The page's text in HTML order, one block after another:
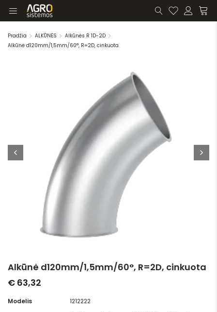
Pradžia ALKŪNĖS
Alkūnės R 1D-2D
Alkūnė d120mm/1,5mm/60°, R=2D, cinkuota
Alkūnė d120mm/1,5mm/60°, R=2D, cinkuota
€ 63,32
Modelis 1212222